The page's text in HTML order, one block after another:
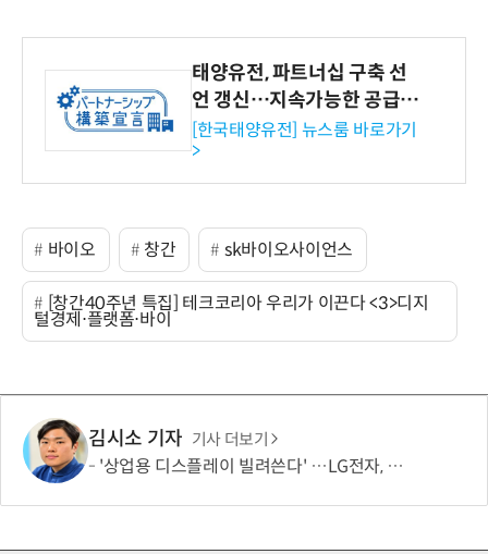
태양유전, 파트너십 구축 선
언 갱신…지속가능한 공급망
협력 강화
[한국태양유전] 뉴스룸 바로가기
>
바이오 창간 sk바이오사이언스
[창간40주년 특집] 테크코리아 우리가 이끈다 <3>디지
털경제⋅플랫폼⋅바이
김시소 기자 기사 더보기
'상업용 디스플레이 빌려쓴다' …LG전자, 美 B2B 구독 시동